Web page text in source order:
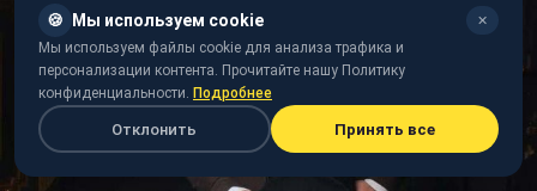
🍪 Мы используем cookie ✕
Мы используем файлы cookie для анализа трафика и
персонализации контента. Прочитайте нашу Политику
конфиденциальности. Подробнее
Отклонить Принять все